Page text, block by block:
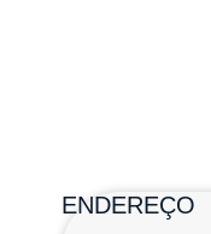
ENDEREÇO